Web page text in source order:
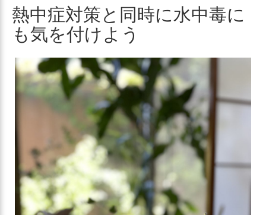
熱中症対策と同時に水中毒に
も気を付けよう